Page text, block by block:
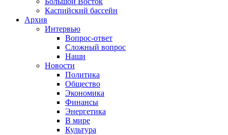
Каспийский бассейн
Архив
Интервью
Вопрос-ответ
Сложный вопрос
Наши
Новости
Политика
Общество
Экономика
Финансы
Энергетика
В мире
Культура